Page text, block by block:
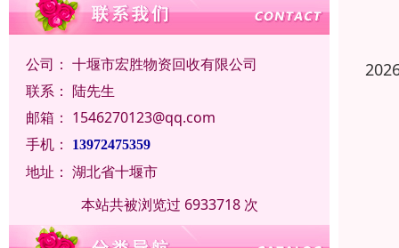
公司： 十堰市宏胜物资回收有限公司
联系： 陆先生
邮箱： 1546270123@qq.com
手机：
13972475359
地址： 湖北省十堰市
本站共被浏览过 6933718 次